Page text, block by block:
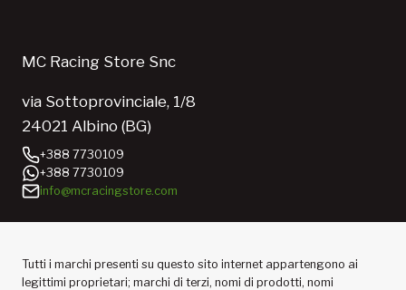
MC Racing Store Snc
via Sottoprovinciale, 1/8
24021 Albino (BG)
+388 7730109
+388 7730109
info@mcracingstore.com
Tutti i marchi presenti su questo sito internet appartengono ai
legittimi proprietari; marchi di terzi, nomi di prodotti, nomi